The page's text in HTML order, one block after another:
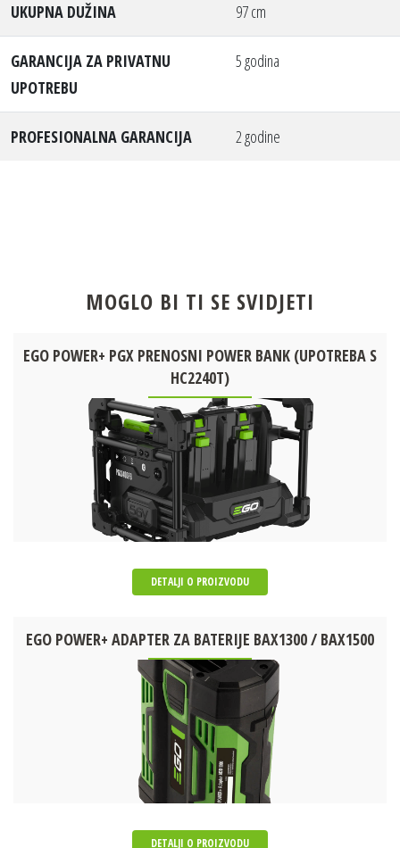
UKUPNA DUŽINA 97 cm
GARANCIJA ZA PRIVATNU
UPOTREBU
5 godina
PROFESIONALNA GARANCIJA 2 godine
MOGLO BI TI SE SVIDJETI
EGO POWER+ PGX PRENOSNI POWER BANK (UPOTREBA S
HC2240T)
DETALJI O PROIZVODU
EGO POWER+ ADAPTER ZA BATERIJE BAX1300 / BAX1500
DETALJI O PROIZVODU